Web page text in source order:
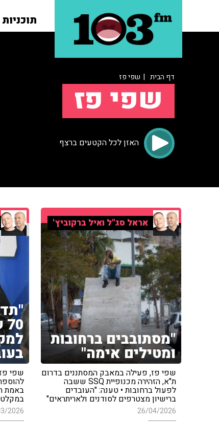
תוכניות
דף הבית | שפי פז
שפי פז
האזן לכל הקטעים ברצף
אראל סג"ל ואיל ברקוביץ'
"מסתובבים ברחובות
ומטילים אימה"
שפי פז, פעילה במאבק המסתננים בדרום
ת"א, הזהירה מכנופיית SSQ ששבה
לפעול ברחובות • טענה: "העובדים
ברישיון מצטרפים לסודנים ולאריתראים"
26/04/2026
שפי
באמת
2026